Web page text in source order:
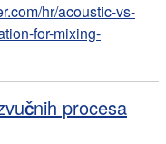
hr/acoustic-vs-
for-mixing-
procesa